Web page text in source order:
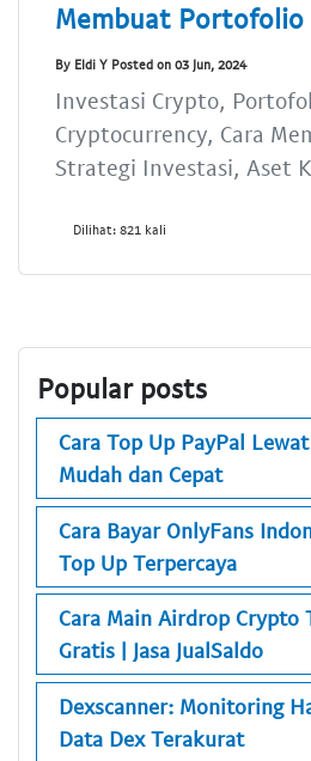
Membuat Portofolio
By Eldi Y Posted on 03 Jun, 2024
Investasi Crypto,
Cryptocurrency, Cara
Strategi Investasi, Aset
Dilihat: 821 kali
Popular posts
Cara Top Up PayPal
Mudah dan Cepat
Cara Bayar OnlyFans
Top Up Terpercaya
Cara Main Airdrop Crypto
Gratis | Jasa JualSaldo
Dexscanner: Monitoring
Data Dex Terakurat